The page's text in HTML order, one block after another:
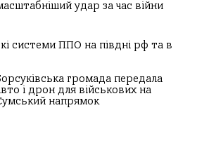
удар за час війни
системи ППО на півдні рф та в
громада передала
і дрон для військових на
напрямок